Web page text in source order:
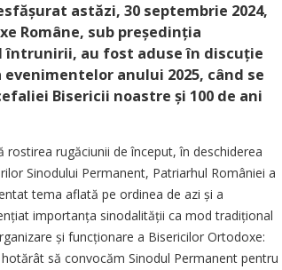
astăzi, 30 septembrie 2024,
Române, sub preșe­dinția
întrunirii, au fost aduse în discuție
anului 2025, când se
Bisericii noastre și 100 de ani
rostirea rugăciunii de început, în deschiderea
Sinodului Permanent, Patriarhul României a
tema aflată pe ordinea de azi și a
impor­tanța sinodalității ca mod tradițional
și funcționare a Bisericilor Ortodoxe:
hotărât să convocăm Sinodul Permanent pentru